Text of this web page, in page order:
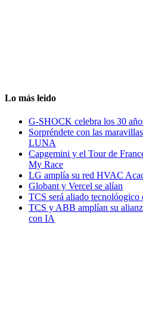
Lo más leido
G-SHOCK celebra los 30
Sorpréndete con las
LUNA
Capgemini y el Tour de
My Race
LG amplía su red HVAC
Globant y Vercel se alían
TCS será aliado tecnolóogico
TCS y ABB amplían su
con IA